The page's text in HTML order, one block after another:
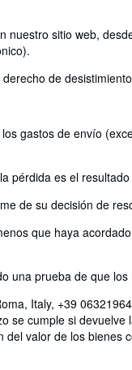
nuestro sitio web,
de
gastos de envío
pérdida es el
de su decisión de
que haya
una prueba de que
Italy, +39
cumple si
valor de los